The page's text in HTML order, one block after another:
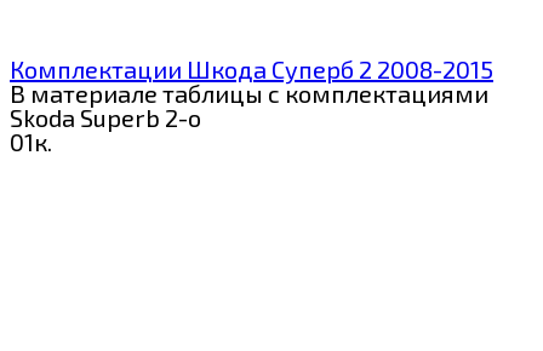
Комплектации Шкода Суперб 2 2008-2015
В материале таблицы с комплектациями
Skoda Superb 2-о
01к.